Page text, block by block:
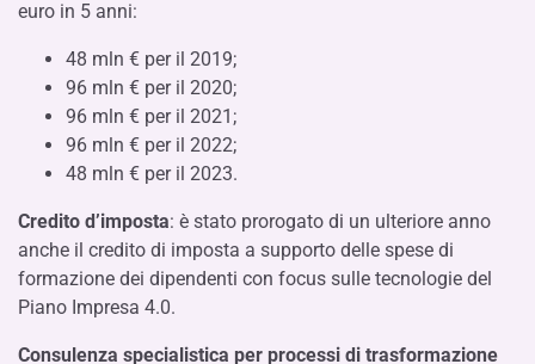
euro in 5 anni:
48 mln € per il 2019;
96 mln € per il 2020;
96 mln € per il 2021;
96 mln € per il 2022;
48 mln € per il 2023.
Credito d’imposta: è stato prorogato di un ulteriore anno
anche il credito di imposta a supporto delle spese di
formazione dei dipendenti con focus sulle tecnologie del
Piano Impresa 4.0.
Consulenza specialistica per processi di trasformazione